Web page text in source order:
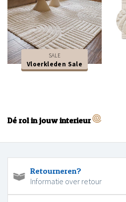
SALE
Vloerkleden Sale
Dé rol in jouw interieur
Retourneren?
Informatie over retour